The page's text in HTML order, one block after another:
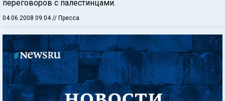
переговоров с палестинцами.
04.06.2008 09:04// Пресса